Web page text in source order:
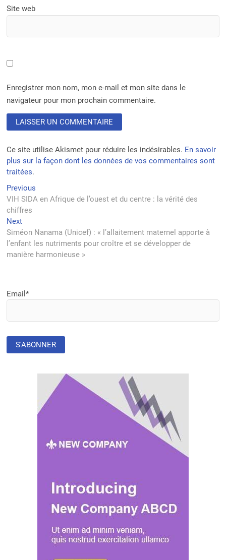
Site web
Enregistrer mon nom, mon e-mail et mon site dans le
navigateur pour mon prochain commentaire.
Ce site utilise Akismet pour réduire les indésirables. En savoir
plus sur la façon dont les données de vos commentaires sont
traitées.
Navigation
de
l’article
Previous
post:
VIH SIDA en Afrique de l’ouest et du centre : la vérité des
chiffres
NextNext
post:
Siméon Nanama (Unicef) : « l’allaitement maternel apporte à
l’enfant les nutriments pour croître et se développer de
manière harmonieuse »
Email*